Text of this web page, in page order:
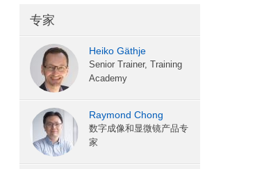
专家
Heiko Gäthje
Senior Trainer, Training
Academy
Raymond Chong
数字成像和显微镜产品专
家